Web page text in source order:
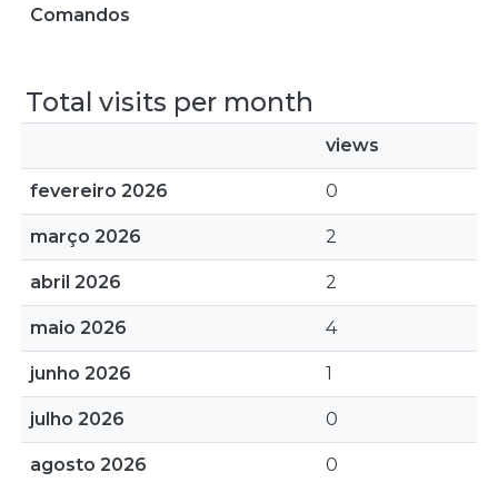
Comandos
Total visits per month
views
fevereiro 2026 0
março 2026 2
abril 2026 2
maio 2026 4
junho 2026 1
julho 2026 0
agosto 2026 0